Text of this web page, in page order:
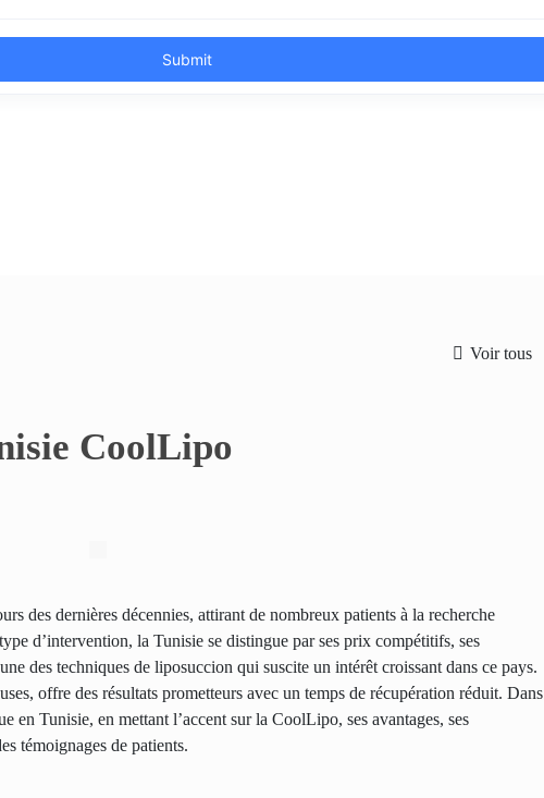
Voir tous
CoolLipo
des dernières décennies, attirant de nombreux patients à la recherche
d’intervention, la Tunisie se distingue par ses prix compétitifs, ses
des techniques de liposuccion qui suscite un intérêt croissant dans ce pays.
offre des résultats prometteurs avec un temps de récupération réduit. Dans
en Tunisie, en mettant l’accent sur la CoolLipo, ses avantages, ses
témoignages de patients.